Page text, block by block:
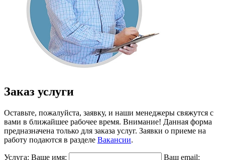
Заказ услуги
Оставьте, пожалуйста, заявку, и наши менеджеры свяжутся с
вами в ближайшее рабочее время. Внимание! Данная форма
предназначена только для заказа услуг. Заявки о приеме на
работу подаются в разделе Вакансии.
Услуга: Ваше имя:
Ваш email: